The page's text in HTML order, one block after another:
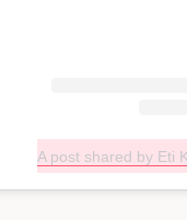
A post shared by Eti